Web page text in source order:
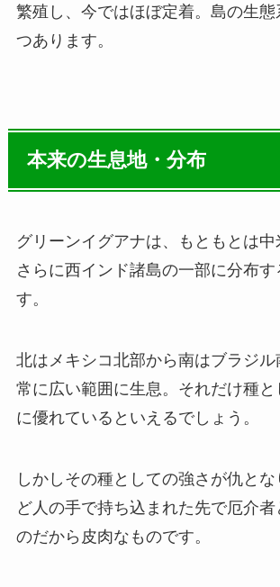
繁殖し、今ではほぼ定着。島の生態
つあります。
本来の生息地・分布
グリーンイグアナは、もともとは中
さらに西インド諸島の一部に分布
す。
北はメキシコ北部から南はブラジ
常に広い範囲に生息。それだけ種と
に優れているといえるでしょう。
しかしその種としての強さが仇と
ど人の手で持ち込まれた先で厄介
のだから皮肉なものです。